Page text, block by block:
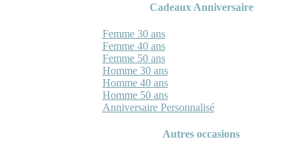
Cadeaux Anniversaire
Femme 30 ans
Femme 40 ans
Femme 50 ans
Homme 30 ans
Homme 40 ans
Homme 50 ans
Anniversaire Personnalisé
Autres occasions